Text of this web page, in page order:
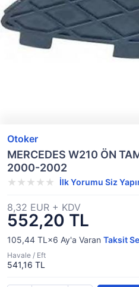
Otoker
MERCEDES W210 ÖN
2000-2002
İlk Yorumu Siz
552,20 TL
8,32 EUR + KDV
105,44 TL×6 Ay'a Varan Taksit
Havale / Eft
541,16 TL